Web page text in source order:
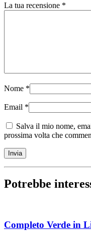
La tua recensione *
Nome *
Email *
Salva il mio nome,
prossima volta che
Potrebbe
Completo Verde in